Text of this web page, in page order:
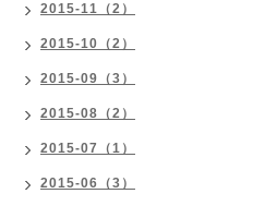
2015-11（2）
2015-10（2）
2015-09（3）
2015-08（2）
2015-07（1）
2015-06（3）